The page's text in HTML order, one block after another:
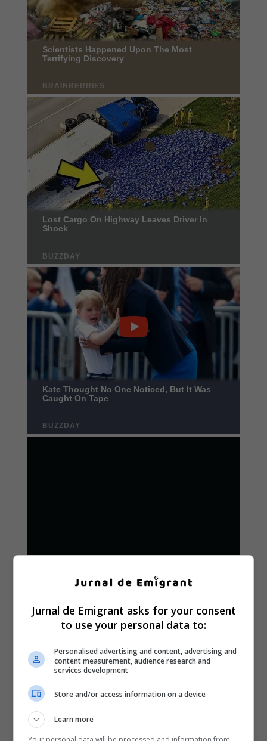
Jurnal de Emigrant asks for your consent
to use your personal data to:
Personalised advertising and content, advertising and
content measurement, audience research and
services development
Store and/or access information on a device
Learn more